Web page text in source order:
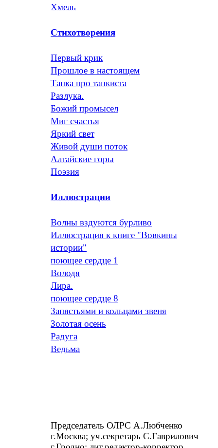
Хмель
Стихотворения
Первый крик
Прошлое в настоящем
Танка про танкиста
Разлука.
Божий промысел
Миг счастья
Яркий свет
Живой души поток
Алтайские горы
Поэзия
Иллюстрации
Волны вздуются бурливо
Иллюстрация к книге "Вовкины
истории"
поющее сердце 1
Володя
Лира.
поющее сердце 8
Запястьями и кольцами звеня
Золотая осень
Радуга
Ведьма
Председатель ОЛРС А.Любченко
г.Москва; уч.секретарь С.Гаврилович